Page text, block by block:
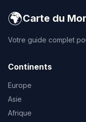
🌍Carte du
Votre guide complet
Continents
Europe
Asie
Afrique